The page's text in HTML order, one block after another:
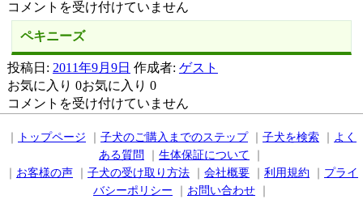
の
は
白
い
キ
ニ
ー
ズ
の
男
の
子
コメントを受け付けていません
ペキニーズ
投稿日: 2011年9月9日 作成者: ゲスト
お気に入り 0お気に入り 0
ペ
ズ
コメントを受け付けていません
｜ トップページ ｜ 子犬のご購入までのステップ｜ 子犬を検索 ｜ よく
ある質問
｜ 生体保証について ｜
｜ お客様の声 ｜ 子犬の受け取り方法 ｜ 会社概要 ｜ 利用規約 ｜ プライ
バシーポリシー ｜ お問い合わせ ｜